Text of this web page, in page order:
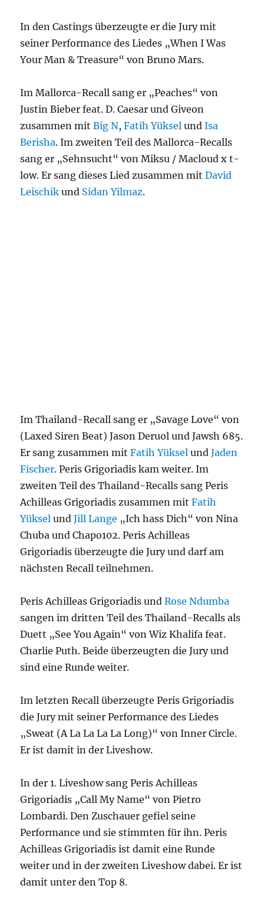
In den Castings überzeugte er die Jury mit
seiner Performance des Liedes „When I Was
Your Man & Treasure“ von Bruno Mars.
Im Mallorca-Recall sang er „Peaches“ von
Justin Bieber feat. D. Caesar und Giveon
zusammen mitBig N,Fatih Yüksel undIsa
Berisha. Im zweiten Teil des Mallorca-Recalls
sang er „Sehnsucht“ von Miksu / Macloud x t-
low. Er sang dieses Lied zusammen mitDavid
Leischik und Sidan Yilmaz.
Im Thailand-Recall sang er „Savage Love“ von
(Laxed Siren Beat) Jason Deruol und Jawsh 685.
Er sang zusammen mitFatih Yüksel undJaden
Fischer. Peris Grigoriadis kam weiter. Im
zweiten Teil des Thailand-Recalls sang Peris
Achilleas Grigoriadis zusammen mitFatih
Yüksel undJill Lange „Ich hass Dich“ von Nina
Chuba und Chapo102. Peris Achilleas
Grigoriadis überzeugte die Jury und darf am
nächsten Recall teilnehmen.
Peris Achilleas Grigoriadis undRose Ndumba
sangen im dritten Teil des Thailand-Recalls als
Duett „See You Again“ von Wiz Khalifa feat.
Charlie Puth. Beide überzeugten die Jury und
sind eine Runde weiter.
Im letzten Recall überzeugte Peris Grigoriadis
die Jury mit seiner Performance des Liedes
„Sweat (A La La La La Long)“ von Inner Circle.
Er ist damit in der Liveshow.
In der 1. Liveshow sang Peris Achilleas
Grigoriadis „Call My Name“ von Pietro
Lombardi. Den Zuschauer gefiel seine
Performance und sie stimmten für ihn. Peris
Achilleas Grigoriadis ist damit eine Runde
weiter und in der zweiten Liveshow dabei. Er ist
damit unter den Top 8.